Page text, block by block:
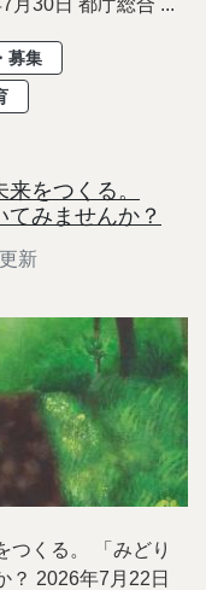
募集
をつくる。
てみませんか？
新
つくる。 「みどり
？ 2026年7月22日